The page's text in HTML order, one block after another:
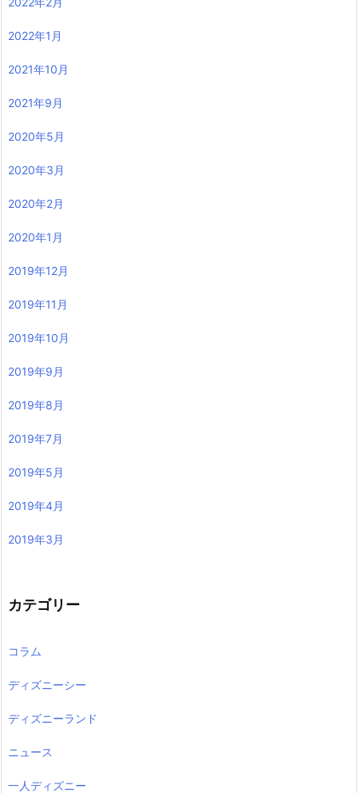
2022年1月
2021年10月
2021年9月
2020年5月
2020年3月
2020年2月
2020年1月
2019年12月
2019年11月
2019年10月
2019年9月
2019年8月
2019年7月
2019年5月
2019年4月
2019年3月
カテゴリー
コラム
ディズニーシー
ディズニーランド
ニュース
一人ディズニー